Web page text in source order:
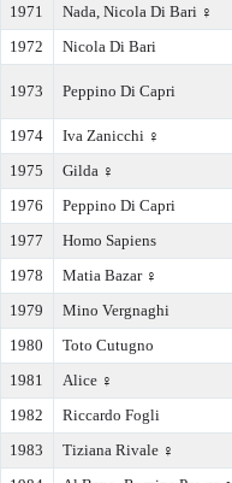
1971
Nada, Nicola Di Bari ♀️
1972
Nicola Di Bari
1973 Peppino Di Capri
1974
Iva Zanicchi ♀️
1975
Gilda ♀️
1976
Peppino Di Capri
1977
Homo Sapiens
1978
Matia Bazar ♀️
1979
Mino Vergnaghi
1980
Toto Cutugno
1981
Alice ♀️
1982
Riccardo Fogli
1983
Tiziana Rivale ♀️